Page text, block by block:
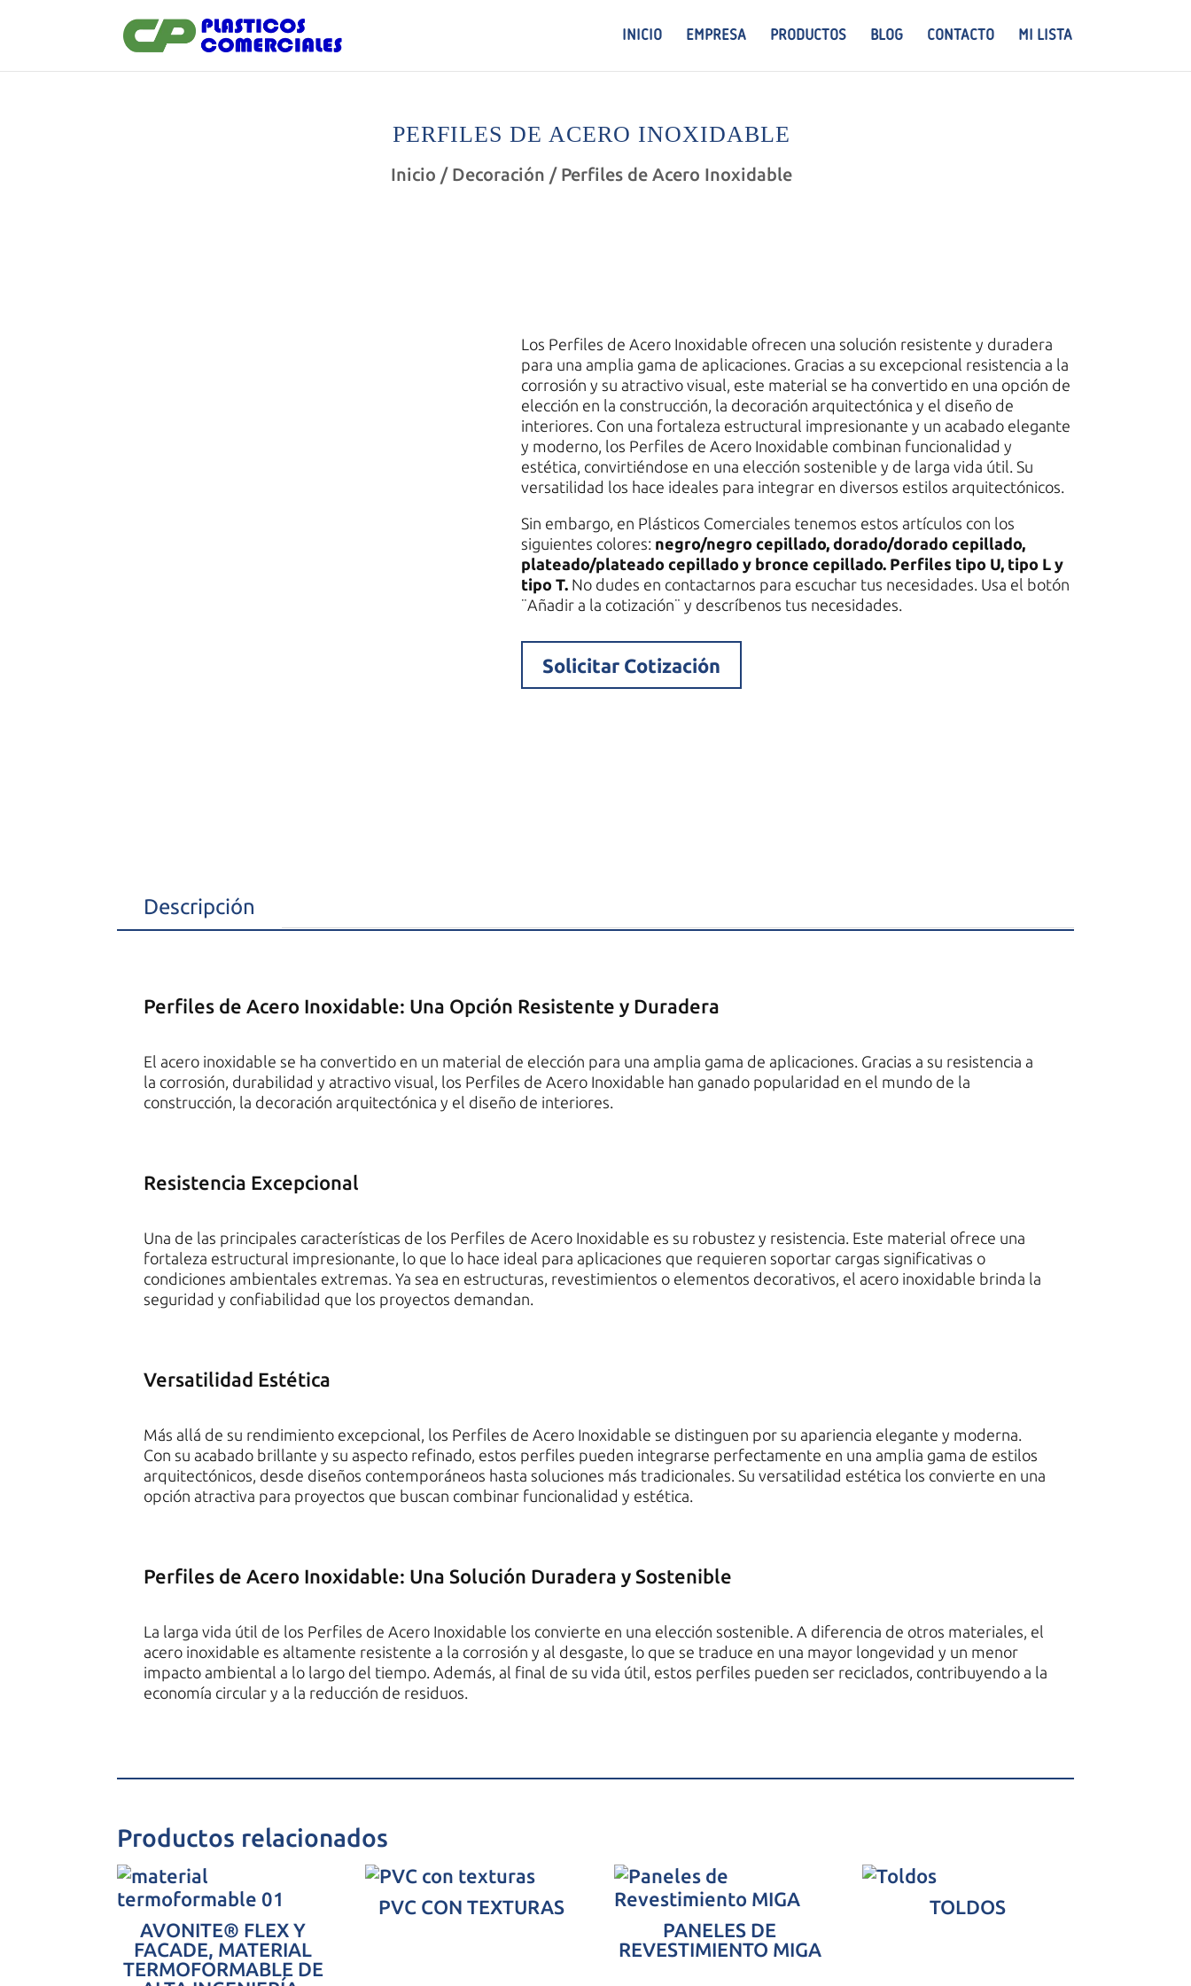
INICIO EMPRESA PRODUCTOS BLOG CONTACTO MI LISTA
PERFILES DE ACERO INOXIDABLE
Inicio / Decoración / Perfiles de Acero Inoxidable
Los Perfiles de Acero Inoxidable ofrecen una solución resistente y duradera
para una amplia gama de aplicaciones. Gracias a su excepcional resistencia a la
corrosión y su atractivo visual, este material se ha convertido en una opción de
elección en la construcción, la decoración arquitectónica y el diseño de
interiores. Con una fortaleza estructural impresionante y un acabado elegante
y moderno, los Perfiles de Acero Inoxidable combinan funcionalidad y
estética, convirtiéndose en una elección sostenible y de larga vida útil. Su
versatilidad los hace ideales para integrar en diversos estilos arquitectónicos.
Sin embargo, en Plásticos Comerciales tenemos estos artículos con los
siguientes colores: negro/negro cepillado, dorado/dorado cepillado,
plateado/plateado cepillado y bronce cepillado. Perfiles tipo U, tipo L y
tipo T.No dudes en contactarnos para escuchar tus necesidades. Usa el botón
¨Añadir a la cotización¨ y descríbenos tus necesidades.
Solicitar Cotización
Descripción
Perfiles de Acero Inoxidable: Una Opción Resistente y Duradera
El acero inoxidable se ha convertido en un material de elección para una amplia gama de aplicaciones. Gracias a su resistencia a
la corrosión, durabilidad y atractivo visual, los Perfiles de Acero Inoxidable han ganado popularidad en el mundo de la
construcción, la decoración arquitectónica y el diseño de interiores.
Resistencia Excepcional
Una de las principales características de los Perfiles de Acero Inoxidable es su robustez y resistencia. Este material ofrece una
fortaleza estructural impresionante, lo que lo hace ideal para aplicaciones que requieren soportar cargas significativas o
condiciones ambientales extremas. Ya sea en estructuras, revestimientos o elementos decorativos, el acero inoxidable brinda la
seguridad y confiabilidad que los proyectos demandan.
Versatilidad Estética
Más allá de su rendimiento excepcional, los Perfiles de Acero Inoxidable se distinguen por su apariencia elegante y moderna.
Con su acabado brillante y su aspecto refinado, estos perfiles pueden integrarse perfectamente en una amplia gama de estilos
arquitectónicos, desde diseños contemporáneos hasta soluciones más tradicionales. Su versatilidad estética los convierte en una
opción atractiva para proyectos que buscan combinar funcionalidad y estética.
Perfiles de Acero Inoxidable: Una Solución Duradera y Sostenible
La larga vida útil de los Perfiles de Acero Inoxidable los convierte en una elección sostenible. A diferencia de otros materiales, el
acero inoxidable es altamente resistente a la corrosión y al desgaste, lo que se traduce en una mayor longevidad y un menor
impacto ambiental a lo largo del tiempo. Además, al final de su vida útil, estos perfiles pueden ser reciclados, contribuyendo a la
economía circular y a la reducción de residuos.
Productos relacionados
AVONITE® FLEX Y
FACADE, MATERIAL
TERMOFORMABLE DE
PVC CON TEXTURAS
PANELES DE
REVESTIMIENTO MIGA
TOLDOS